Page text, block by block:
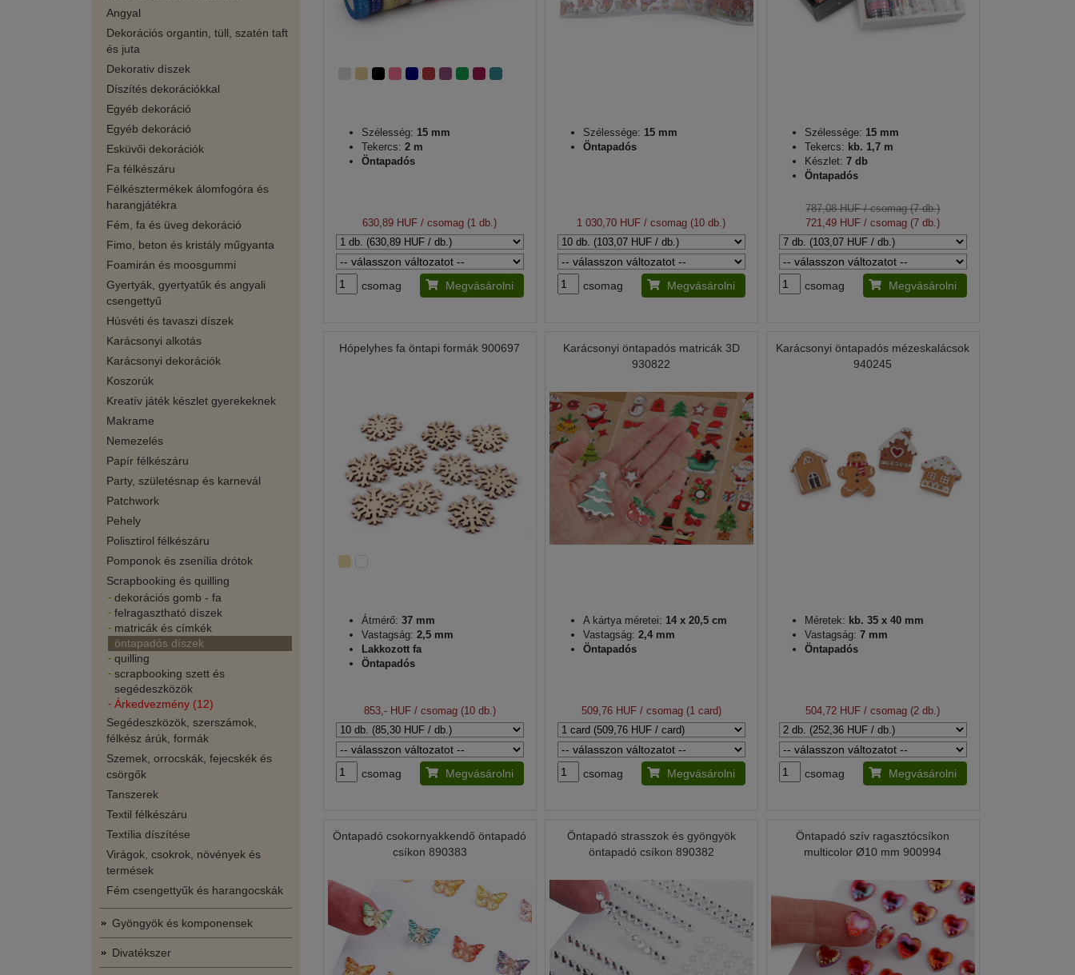
Angyal
Dekorációs organtin, tüll, szatén taft
és juta
Dekorativ díszek
Díszítés dekorációkkal
Egyéb dekoráció
Egyéb dekoráció
Esküvői dekorációk
Fa félkészáru
Félkésztermékek álomfogóra és
harangjátékra
Fém, fa és üveg dekoráció
Fimo, beton és kristály műgyanta
Foamirán és moosgummi
Gyertyák, gyertyatűk és angyali
csengettyű
Húsvéti és tavaszi díszek
Karácsonyi alkotás
Karácsonyi dekorációk
Koszorúk
Kreatív játék készlet gyerekeknek
Makrame
Nemezelés
Papír félkészáru
Party, születésnap és karnevál
Patchwork
Pehely
Polisztirol félkészáru
Pomponok és zsenília drótok
Scrapbooking és quilling
dekorációs gomb - fa
felragasztható díszek
matricák és címkék
öntapadós díszek
quilling
scrapbooking szett és
segédeszközök
Árkedvezmény (12)
Segédeszközök, szerszámok,
félkész árúk, formák
Szemek, orrocskák, fejecskék és
csörgők
Tanszerek
Textil félkészáru
Textília díszítése
Virágok, csokrok, növények és
termések
Fém csengettyűk és harangocskák
Gyöngyök és komponensek
Divatékszer
Szélesség: 15 mm
Tekercs: 2 m
Öntapadós
630,89 HUF / csomag (1 db.)
csomag Megvásárolni
Szélessége: 15 mm
Öntapadós
1 030,70 HUF / csomag (10 db.)
csomag Megvásárolni
Szélessége: 15 mm
Tekercs: kb. 1,7 m
Készlet: 7 db
Öntapadós
787,08 HUF/ csomag (7 db.)
721,49 HUF / csomag (7 db.)
csomag Megvásárolni
Hópelyhes fa öntapi formák 900697
Átmérő: 37 mm
Vastagság: 2,5 mm
Lakkozott fa
Öntapadós
853,- HUF/ csomag (10 db.)
csomag Megvásárolni
Karácsonyi öntapadós matricák 3D
930822
A kártya méretei: 14 x 20,5 cm
Vastagság: 2,4 mm
Öntapadós
509,76 HUF/ csomag (1 card)
csomag Megvásárolni
Karácsonyi öntapadós mézeskalácsok
940245
Méretek: kb. 35 x 40 mm
Vastagság: 7 mm
Öntapadós
504,72 HUF / csomag (2 db.)
csomag Megvásárolni
Öntapadó csokornyakkendő öntapadó
csíkon 890383
Öntapadó strasszok és gyöngyök
öntapadó csíkon 890382
Öntapadó szív ragasztócsíkon
multicolor Ø10 mm 900994